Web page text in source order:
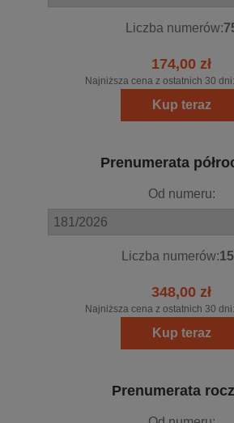
Liczba numerów:
174,00 zł
Najniższa cena z ostatnich 30 dni:
Kup teraz
Prenumerata
Od numeru:
Liczba numerów:
348,00 zł
Najniższa cena z ostatnich 30 dni:
Kup teraz
Prenumerata